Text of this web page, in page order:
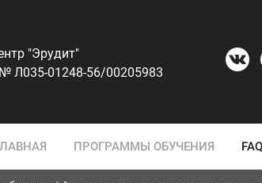
"Эрудит"
Л035-01248-56/00205983
ПРОГРАММЫ ОБУЧЕНИЯ FAQ